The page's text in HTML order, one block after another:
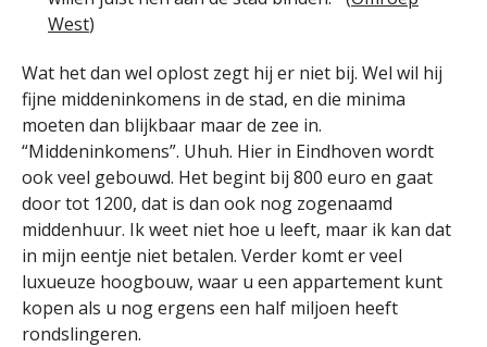
West)
Wat het dan wel oplost zegt hij er niet bij. Wel wil hij
fijne middeninkomens in de stad, en die minima
moeten dan blijkbaar maar de zee in.
“Middeninkomens”. Uhuh. Hier in Eindhoven wordt
ook veel gebouwd. Het begint bij 800 euro en gaat
door tot 1200, dat is dan ook nog zogenaamd
middenhuur. Ik weet niet hoe u leeft, maar ik kan dat
in mijn eentje niet betalen. Verder komt er veel
luxueuze hoogbouw, waar u een appartement kunt
kopen als u nog ergens een half miljoen heeft
rondslingeren.